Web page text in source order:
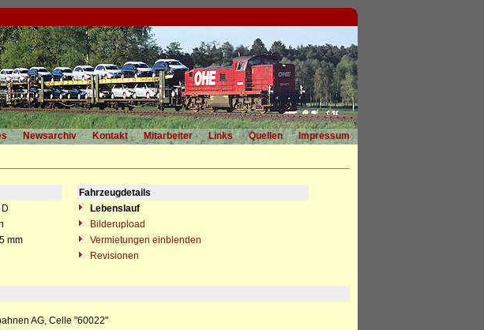
Newsarchiv Kontakt Mitarbeiter Links Quellen
Impressum
Fahrzeugdetails
Lebenslauf
Bilderupload
mm
Vermietungen einblenden
Revisionen
AG, Celle "60022"